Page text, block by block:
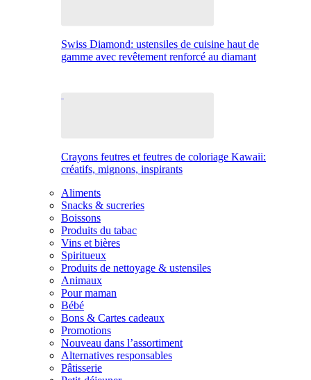
Swiss Diamond: ustensiles de cuisine haut de
gamme avec revêtement renforcé au diamant
Crayons feutres et feutres de coloriage Kawaii:
créatifs, mignons, inspirants
Aliments
Snacks & sucreries
Boissons
Produits du tabac
Vins et bières
Spiritueux
Produits de nettoyage & ustensiles
Animaux
Pour maman
Bébé
Bons & Cartes cadeaux
Promotions
Nouveau dans l’assortiment
Alternatives responsables
Pâtisserie